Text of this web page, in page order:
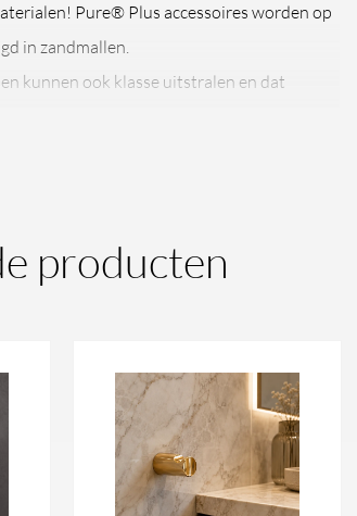
Pure® Plus accessoires worden op
in zandmallen.
kunnen ook klasse uitstralen en dat
producten